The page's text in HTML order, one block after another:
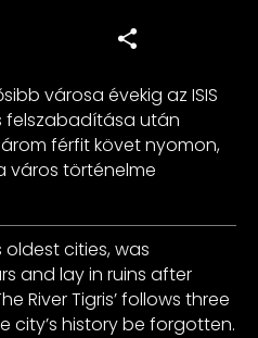
városa évekig az ISIS
felszabadítása után
férfit követ nyomon,
város történelme
oldest cities, was
and lay in ruins after
River Tigris’ follows three
city’s history be forgotten.